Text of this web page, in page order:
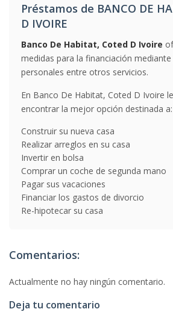
Préstamos de BANCO DE
D IVOIRE
Banco De Habitat, Coted D Ivoire
medidas para la financiación
personales entre otros servicios.
En Banco De Habitat, Coted D Ivoire
encontrar la mejor opción destinada a:
Construir su nueva casa
Realizar arreglos en su casa
Invertir en bolsa
Comprar un coche de segunda mano
Pagar sus vacaciones
Financiar los gastos de divorcio
Re-hipotecar su casa
Comentarios:
Actualmente no hay ningún comentario.
Deja tu comentario